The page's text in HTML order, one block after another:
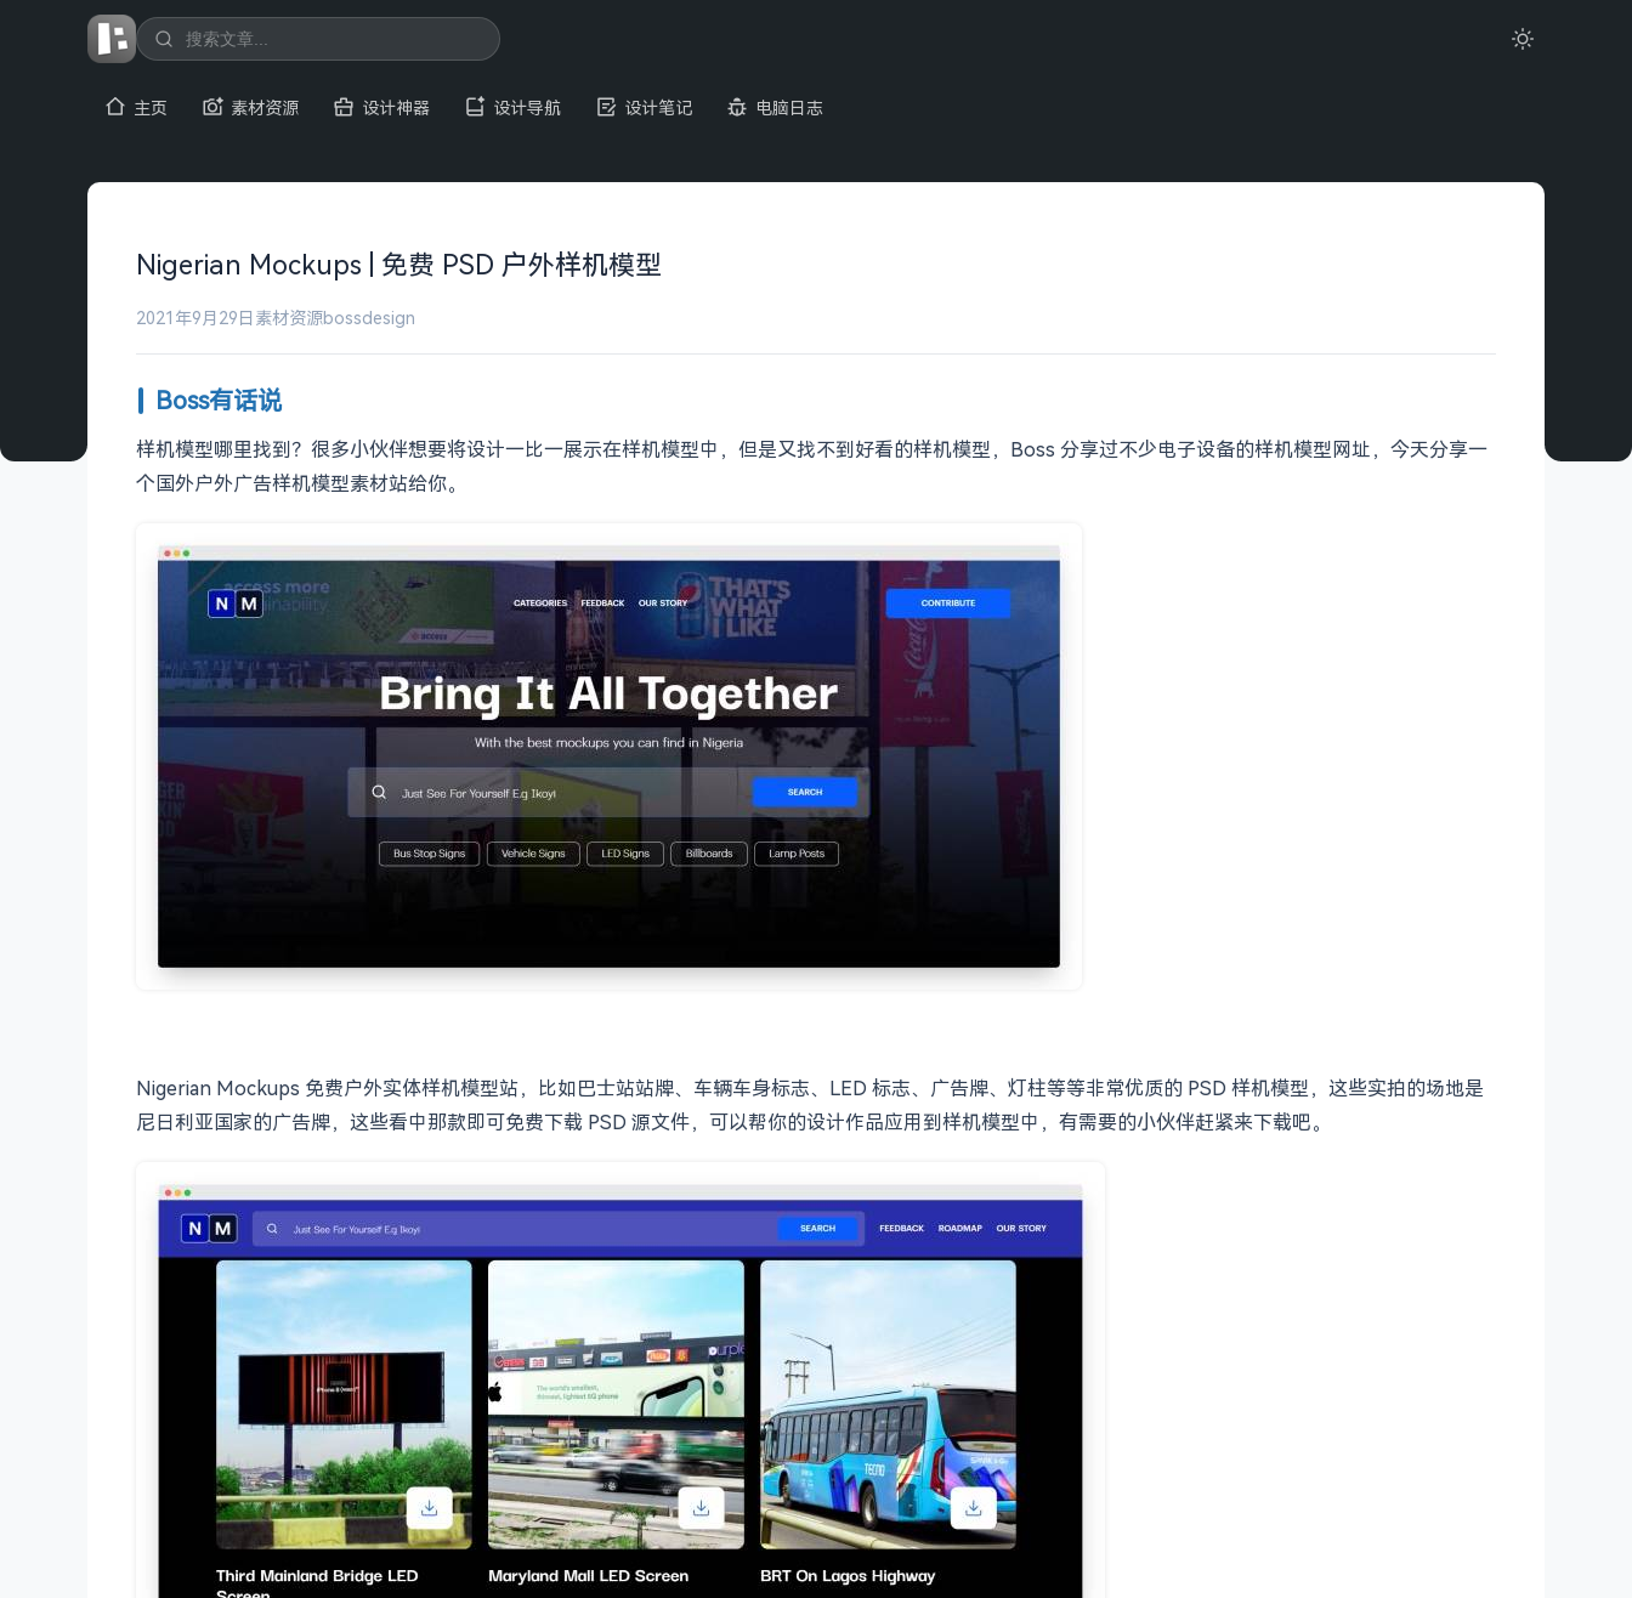
主页 素材资源 设计神器 设计导航 设计笔记 电脑日志
Nigerian Mockups | 免费 PSD 户外样机模型
2021年9月29日 素材资源bossdesign
Boss有话说
样机模型哪里找到？很多小伙伴想要将设计一比一展示在样机模型中，但是又找不到好看的样机模型，Boss 分享过不少电子设备的样机模型网址，今天分享一
个国外户外广告样机模型素材站给你。
Nigerian Mockups 免费户外实体样机模型站，比如巴士站站牌、车辆车身标志、LED 标志、广告牌、灯柱等等非常优质的 PSD 样机模型，这些实拍的场地是
尼日利亚国家的广告牌，这些看中那款即可免费下载 PSD 源文件，可以帮你的设计作品应用到样机模型中，有需要的小伙伴赶紧来下载吧。